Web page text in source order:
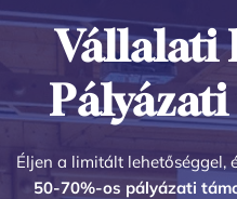
Vállalati
50-70%-os pályázati